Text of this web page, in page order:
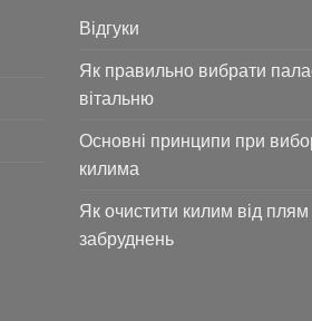
Відгуки
Як правильно вибрати
вітальню
Основні принципи при
килима
Як очистити килим від плям
забруднень